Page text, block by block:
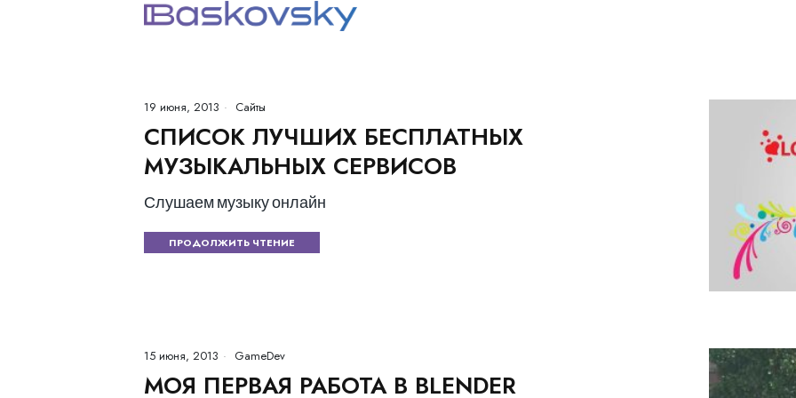
19 июня, 2013 Сайты
СПИСОК ЛУЧШИХ БЕСПЛАТНЫХ
МУЗЫКАЛЬНЫХ СЕРВИСОВ
Слушаем музыку онлайн
ПРОДОЛЖИТЬ ЧТЕНИЕ
15 июня, 2013 GameDev
МОЯ ПЕРВАЯ РАБОТА В BLENDER